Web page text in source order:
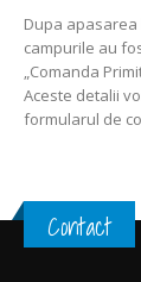
Dupa apasarea
campurile au
„Comanda
Aceste detalii
formularul de
Contact